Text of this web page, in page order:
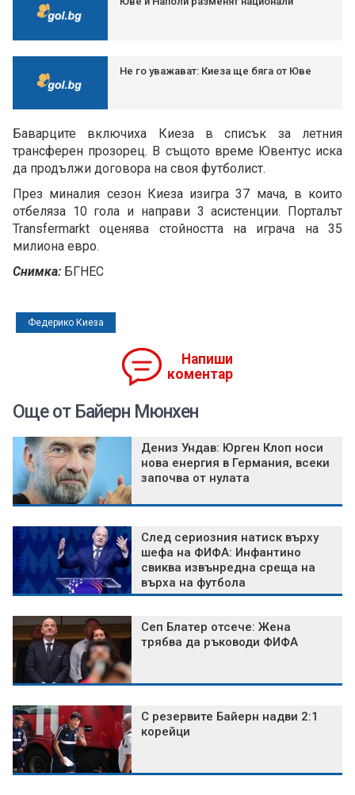
Не го уважават: Киеза ще бяга от Юве
Баварците включиха Киеза в списък за летния
трансферен прозорец. В същото време Ювентус иска
да продължи договора на своя футболист.
През миналия сезон Киеза изигра 37 мача, в които
отбеляза 10 гола и направи 3 асистенции. Порталът
Transfermarkt оценява стойността на играча на 35
милиона евро.
Снимка: БГНЕС
Федерико Киеза
Напиши
коментар
Още от Байерн Мюнхен
Дениз Ундав: Юрген Клоп носи
нова енергия в Германия, всеки
започва от нулата
След сериозния натиск върху
шефа на ФИФА: Инфантино
свиква извънредна среща на
върха на футбола
Сеп Блатер отсече: Жена
трябва да ръководи ФИФА
С резервите Байерн надви 2:1
корейци